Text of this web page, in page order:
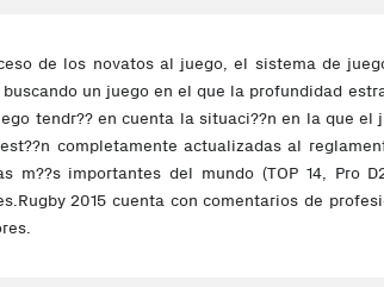
de los novatos al juego, el sistema de
un juego en el que la profundidad
tendr?? en cuenta la situaci??n en la que
completamente actualizadas al
importantes del mundo (TOP 14, Pro
2015 cuenta con comentarios de